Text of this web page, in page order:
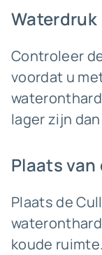
Waterdruk
Controleer
voordat u
lager zijn
Plaats
Plaats de
koude